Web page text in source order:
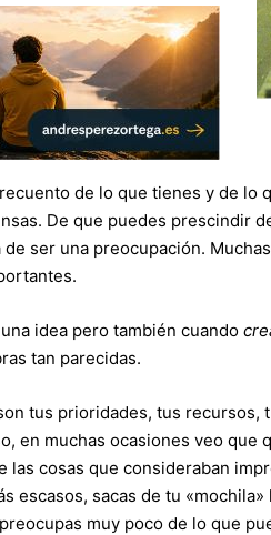
de lo que tienes y de lo
De que puedes prescindir
ser una preocupación.
idea pero también cuando
tan parecidas.
tus prioridades, tus recursos,
en muchas ocasiones veo que
cosas que consideraban
sacas de tu «mochila»
muy poco de lo que